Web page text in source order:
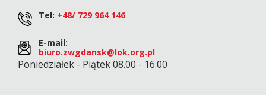
Tel: +48/ 729 964 146
E-mail:
biuro.zwgdansk@lok.org.pl
Poniedziałek - Piątek 08.00 - 16.00